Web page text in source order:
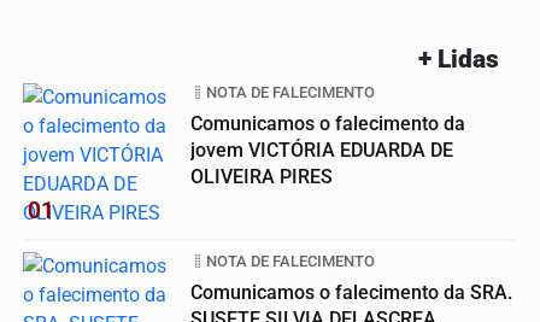
+ Lidas
01
NOTA DE FALECIMENTO
Comunicamos o falecimento da
jovem VICTÓRIA EDUARDA DE
OLIVEIRA PIRES
NOTA DE FALECIMENTO
Comunicamos o falecimento da SRA.